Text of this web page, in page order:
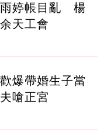
雨婷帳目亂 楊
天工會
爆帶婚生子當
嗆正宮